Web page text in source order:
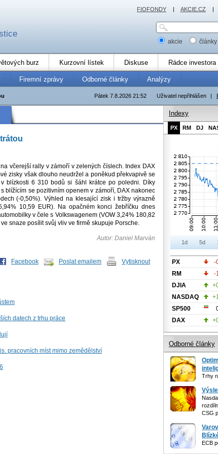
akcie články
burz Kurzovní lístek Diskuse Rádce investora
Firemní zprávy Odborné články Analýzy
Uživatel nepřihlášen |
Pátek 7.8.2026 21:52
včerejší rally v zámoří v zelených číslech. Index DAX
zisky však dlouho neudržel a poněkud překvapivě se
blízkosti 6 310 bodů si šáhl krátce po poledni. Díky
blížícím se pozitivním openem v zámoří, DAX nakonec
(-0,50%). Výhled na klesající zisk i tržby výrazně
10,59 EUR). Na opačném konci žebříčku dnes
v čele s Volkswagenem (VOW 3,24% 180,82
snaze posílit svůj vliv ve firmě skupuje Porsche.
Autor: Daniel Marván
Facebook Poslat emailem Vytisknout
datech z trhu práce
pracovních míst mimo zemědělství
Indexy
PX RM DJ
1d 5d
PX -
RM
-
DJIA
NASDAQ
SP500
DAX
Odborné články
Trhy
CSG
ECB
FIOFONDY | AKCIE.CZ |